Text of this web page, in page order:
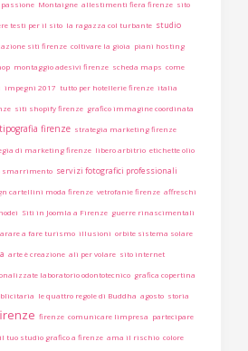
passione Montaigne allestimenti fiera firenze sito
testi per il sito la ragazza col turbante studio
siti firenze coltivare la gioia piani hosting
montaggio adesivi firenze scheda maps come
impegni 2017 tutto per hotellerie firenze italia
siti shopify firenze grafico immagine coordinata
tipografia firenze strategia marketing firenze
di marketing firenze libero arbitrio etichette olio
smarrimento servizi fotografici professionali
cartellini moda firenze vetrofanie firenze affreschi
Siti in Joomla a Firenze guerre rinascimentali
a fare turismo illusioni orbite sistema solare
arte è creazione ali per volare sito internet
laboratorio odontotecnico grafica copertina
le quattro regole di Buddha agosto storia
firenze comunicare limpresa partecipare
il tuo studio grafico a firenze ama il rischio colore